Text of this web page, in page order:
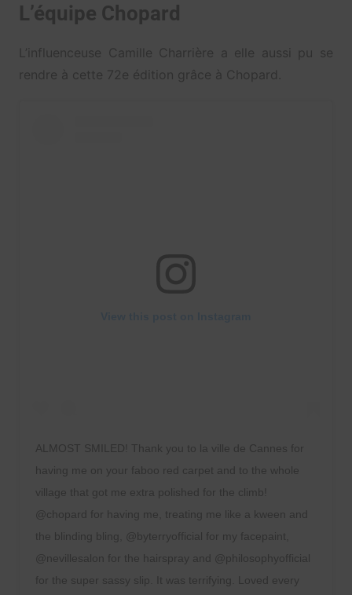
L’équipe Chopard
L’influenceuse Camille Charrière a elle aussi pu se
rendre à cette 72e édition grâce à Chopard.
ALMOST SMILED! Thank you to la ville de Cannes for
having me on your faboo red carpet and to the whole
village that got me extra polished for the climb!
@chopard for having me, treating me like a kween and
the blinding bling, @byterryofficial for my facepaint,
@nevillesalon for the hairspray and @philosophyofficial
for the super sassy slip. It was terrifying. Loved every